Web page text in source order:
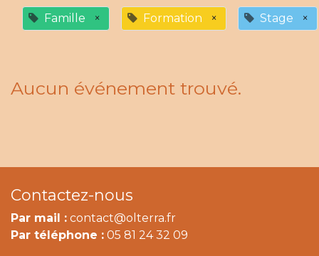
Famille × Formation × Stage ×
Aucun événement trouvé.
Contactez-nous
Par mail : contact@olterra.fr
Par téléphone : 05 81 24 32 09